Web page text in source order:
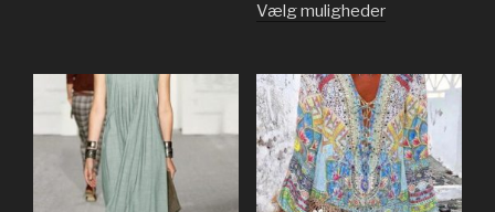
Vælg muligheder